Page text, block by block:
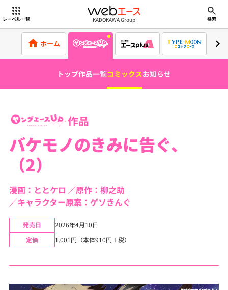
レーベル一覧 webエース
KADOKAWA Group 検索
ホーム
トップ作品一覧コミックスお知らせ
作品
バケモノのきみに告ぐ、
（2）
漫画：ととケロ
原作：柳之助
キャラクター原案：ゲソきんぐ
発売日
2026年4月10日
定価
1,001円（本体910円＋税）